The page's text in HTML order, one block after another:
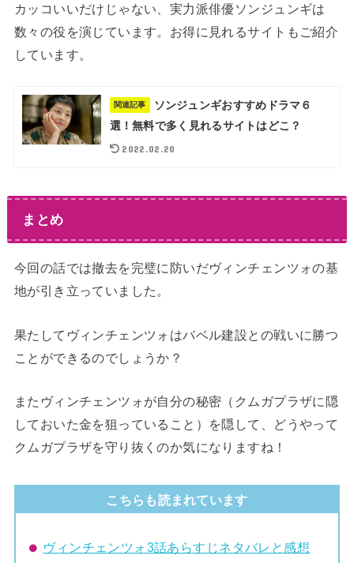
カッコいいだけじゃない、実力派俳優ソンジュンギは
数々の役を演じています。お得に見れるサイトもご紹介
しています。
関連記事
ソンジュンギおすすめドラマ６
選！無料で多く見れるサイトはどこ？
2022.02.20
まとめ
今回の話では撤去を完璧に防いだヴィンチェンツォの基
地が引き立っていました。
果たしてヴィンチェンツォはバベル建設との戦いに勝つ
ことができるのでしょうか？
またヴィンチェンツォが自分の秘密（クムガプラザに隠
しておいた金を狙っていること）を隠して、どうやって
クムガプラザを守り抜くのか気になりますね！
こちらも読まれています
ヴィンチェンツォ3話あらすじネタバレと感想